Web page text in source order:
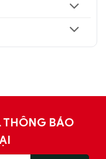
BÁO